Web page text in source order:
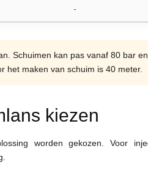
-
Schuimen kan pas vanaf 80 bar
het maken van schuim is 40 meter.
kiezen
worden gekozen. Voor